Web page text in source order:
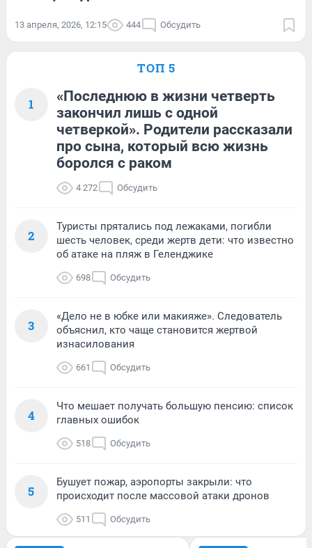
13 апреля, 2026, 12:15 444 Обсудить
ТОП 5
1
«Последнюю в жизни четверть
закончил лишь с одной
четверкой». Родители рассказали
про сына, который всю жизнь
боролся с раком
4 272 Обсудить
2
Туристы прятались под лежаками, погибли
шесть человек, среди жертв дети: что известно
об атаке на пляж в Геленджике
698 Обсудить
3
«Дело не в юбке или макияже». Следователь
объяснил, кто чаще становится жертвой
изнасилования
661 Обсудить
4
Что мешает получать большую пенсию: список
главных ошибок
518 Обсудить
5
Бушует пожар, аэропорты закрыли: что
происходит после массовой атаки дронов
511 Обсудить